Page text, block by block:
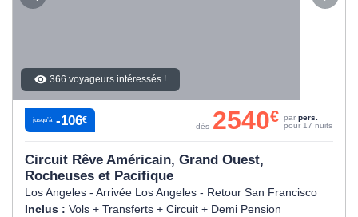
366 voyageurs intéressés !
Circuit Rêve Américain, Grand Ouest,
Rocheuses et Pacifique
Los Angeles - Arrivée Los Angeles - Retour San Francisco
Inclus : Vols + Transferts + Circuit + Demi Pension
jusqu’à -106€
dès 2540€ par pers.
pour 17 nuits